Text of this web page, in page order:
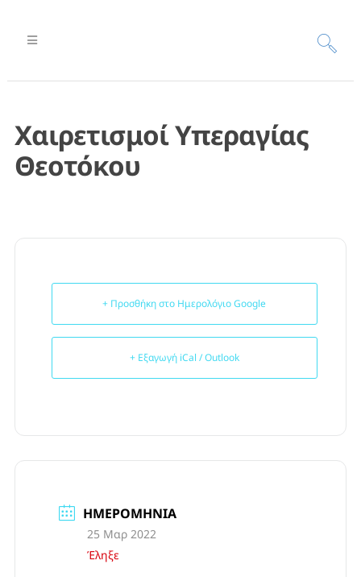
Χαιρετισμοί Υπεραγίας
Θεοτόκου
+ Προσθήκη στο Ημερολόγιο Google
+ Εξαγωγή iCal / Outlook
ΗΜΕΡΟΜΗΝΊΑ
25 Μαρ 2022
Έληξε